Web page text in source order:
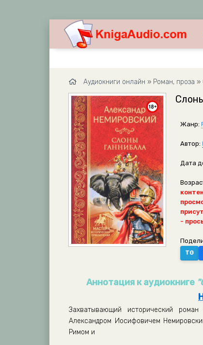
Аудиокниги онлайн » Роман, проза »
Жанр:
Автор:
Дата
-
TG
Аннотация к аудиокниге
Захватывающий исторический
Александром Иосифовичем
Римом и